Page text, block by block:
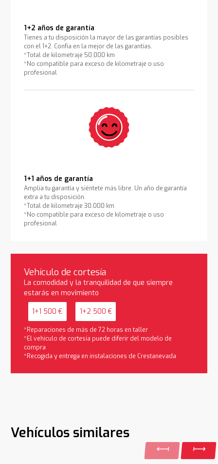
1+2 años de garantía
Tienes a tu disposición la mayor de las garantías posibles
con el 1+2. Confía en la mejor de las garantías.
*Total de kilometraje 50.000 km
*No compatible para exceso de kilometraje o uso
profesional
1+1 años de garantía
Amplía tu garantía y siéntete más libre. Un año de garantía
extra a tu disposición.
*Total de kilometraje 30.000 km
*No compatible para exceso de kilometraje o uso
profesional
Vehículo de cortesía
La comodidad y la tranquilidad de que siempre
estarás en movimiento
1+1 500 € 1+2 500 €
*Reparaciones de más de 72 horas en taller
*El vehículo de cortesía puede diferir del modelo de
compra
*Recogida y entrega en instalaciones de Crestanevada
Vehículos similares